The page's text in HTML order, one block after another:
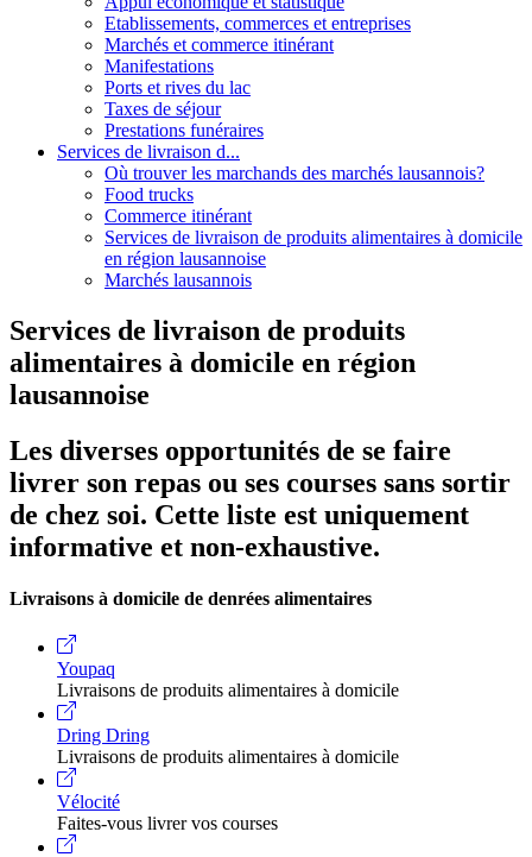
Etablissements, commerces et entreprises
Marchés et commerce itinérant
Manifestations
Ports et rives du lac
Taxes de séjour
Prestations funéraires
Services de livraison d...
Où trouver les marchands des marchés lausannois?
Food trucks
Commerce itinérant
Services de livraison de produits alimentaires à domicile
en région lausannoise
Marchés lausannois
Services de livraison de produits
alimentaires à domicile en région
lausannoise
Les diverses opportunités de se faire
livrer son repas ou ses courses sans sortir
de chez soi. Cette liste est uniquement
informative et non-exhaustive.
Livraisons à domicile de denrées alimentaires
Youpaq
Livraisons de produits alimentaires à domicile
Dring Dring
Livraisons de produits alimentaires à domicile
Vélocité
Faites-vous livrer vos courses